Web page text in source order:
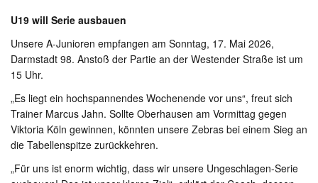
U19 will Serie ausbauen
Unsere A-Junioren empfangen am Sonntag, 17. Mai 2026,
Darmstadt 98. Anstoß der Partie an der Westender Straße ist um
15 Uhr.
„Es liegt ein hochspannendes Wochenende vor uns“, freut sich
Trainer Marcus Jahn. Sollte Oberhausen am Vormittag gegen
Viktoria Köln gewinnen, könnten unsere Zebras bei einem Sieg an
die Tabellenspitze zurückkehren.
„Für uns ist enorm wichtig, dass wir unsere Ungeschlagen-Serie